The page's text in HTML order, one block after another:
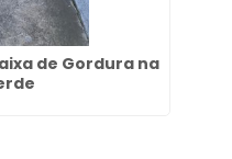
de Gordura na